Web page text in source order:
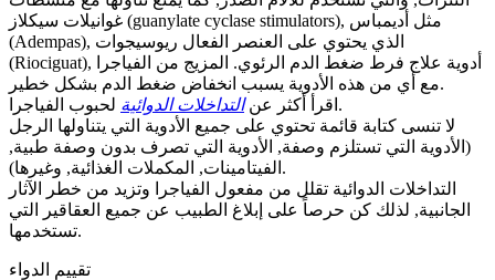
غوانيلات سيكلاز (guanylate cyclase stimulators), مثل أديمباس
(Adempas), الذي يحتوي على العنصر الفعال ريوسيجوات
(Riociguat), أدوية علاج فرط ضغط الدم الرئوي. المزيج من الفياجرا
مع أي من هذه الأدوية يسبب انخفاض ضغط الدم بشكل خطير.
اقرأ أكثر عنالتداخلات الدوائية
لحبوب الفياجرا.
لا تنسى كتابة قائمة تحتوي على جميع الأدوية التي يتناولها الرجل
(الأدوية التي تستلزم وصفة, الأدوية التي تصرف بدون وصفة طبية,
الفيتامينات, المكملات الغذائية, وغيرها).
التداخلات الدوائية تقلل من مفعول الفياجرا وتزيد من خطر الآثار
الجانبية, لذلك كن حرصاً على إبلاغ الطبيب عن جميع العقاقير التي
تستخدمها.
تقييم الدواء